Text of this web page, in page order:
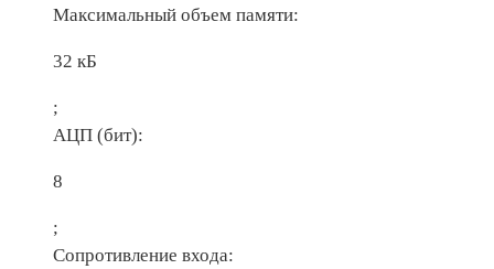
Максимальный объем памяти:
32 кБ
;
АЦП (бит):
8
;
Сопротивление входа: